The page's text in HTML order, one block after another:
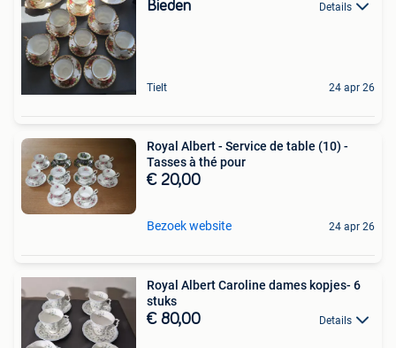
Bieden Details
Tielt 24 apr 26
Royal Albert - Service de table (10) -
Tasses à thé pour
€ 20,00
Bezoek website 24 apr 26
Royal Albert Caroline dames kopjes- 6
stuks
€ 80,00 Details